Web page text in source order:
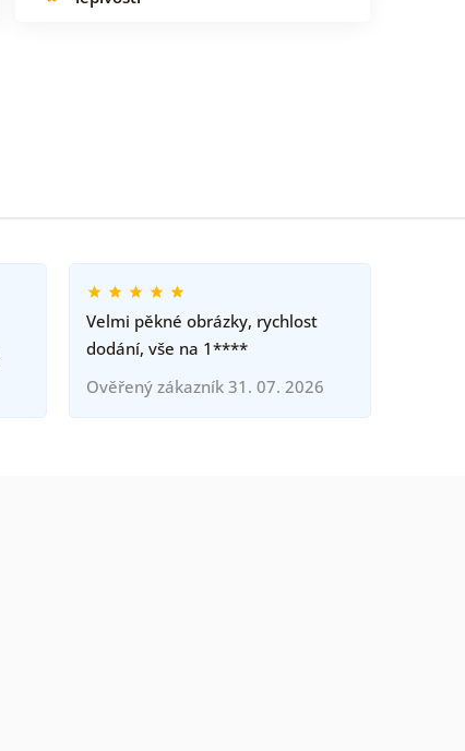
Velmi pěkné obrázky, rychlost
dodání, vše na 1****
Ověřený zákazník 31. 07. 2026